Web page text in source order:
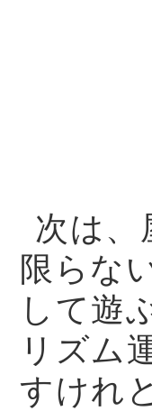
次は、
限らな
して遊
リズム
すけれ